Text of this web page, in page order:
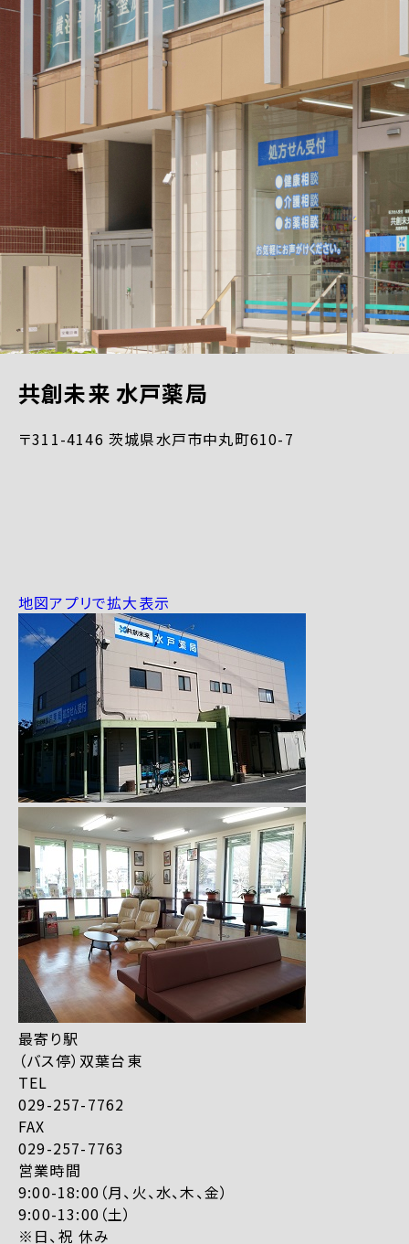
共創未来 水戸薬局
〒311-4146 茨城県水戸市中丸町610-7
地図アプリで拡大表示
最寄り駅
（バス停）双葉台東
TEL
029-257-7762
FAX
029-257-7763
営業時間
9:00-18:00（月、火、水、木、金）
9:00-13:00（土）
※日、祝 休み